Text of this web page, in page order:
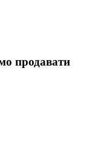
продавати